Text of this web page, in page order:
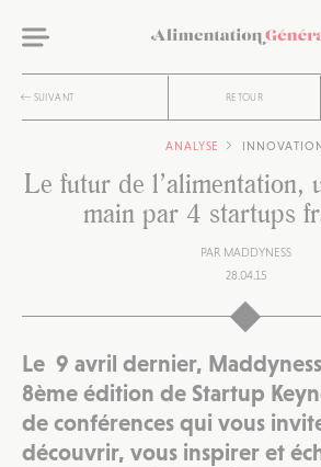
SUIVANT RETOUR
ANALYSE
Le futur de l’alimentation,
main par 4 startups
PAR MADDYNESS
28.04.15
Le 9 avril dernier,
8ème édition de Startup
de conférences qui vous
découvrir, vous inspirer et